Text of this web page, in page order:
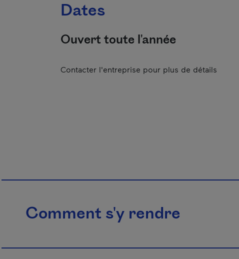
Dates
Ouvert toute l'année
Contacter l'entreprise pour plus de détails
Comment s'y rendre